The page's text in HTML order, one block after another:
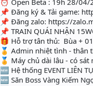
⏰ Open Beta : 19h 28/04/
📌 Đăng ký & Tải game:
📌 Đăng zalo: https://
📌 TRAIN QUÁI NHẬN
🎁 Hỗ trợ tân thủ: Bùa + 01
🏅 Admin nhiệt tình - thân
🏅 Máy chủ dài lâu - có sát
🆕 Hệ thống EVENT LIÊN
🆕 Săn Boss Vàng Kiếm